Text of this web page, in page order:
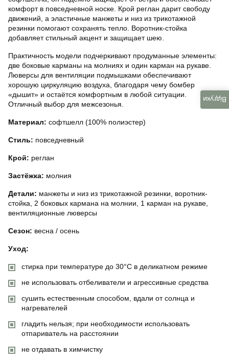
комфорт в повседневной носке. Крой реглан дарит свободу
движений, а эластичные манжеты и низ из трикотажной
резинки помогают сохранять тепло. Воротник-стойка
добавляет стильный акцент и защищает шею.
Практичность модели подчеркивают продуманные элементы:
две боковые карманы на молниях и один карман на рукаве.
Люверсы для вентиляции подмышками обеспечивают
хорошую циркуляцию воздуха, благодаря чему бомбер
«дышит» и остаётся комфортным в любой ситуации.
Отличный выбор для межсезонья.
Материал: софтшелл (100% полиэстер)
Стиль: повседневный
Крой: реглан
Застёжка: молния
Детали: манжеты и низ из трикотажной резинки, воротник-
стойка, 2 боковых кармана на молнии, 1 карман на рукаве,
вентиляционные люверсы
Сезон: весна / осень
Уход:
стирка при температуре до 30°C в деликатном режиме
не использовать отбеливатели и агрессивные средства
сушить естественным способом, вдали от солнца и
нагревателей
гладить нельзя; при необходимости использовать
отпариватель на расстоянии
не отдавать в химчистку
Відгуки